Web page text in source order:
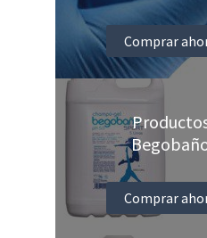
Comprar
Comprar